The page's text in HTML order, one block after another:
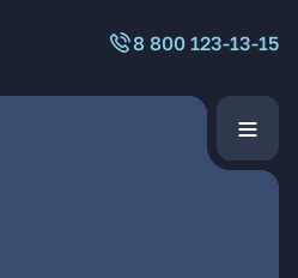
8 800 123-13-15